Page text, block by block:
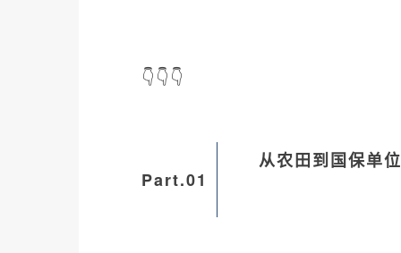
👇👇👇
Part.01
从农田到国保单位